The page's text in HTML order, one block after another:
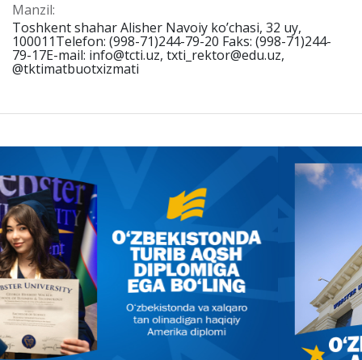
Manzil:
Toshkent shahar Alisher Navoiy ko’chasi, 32 uy,
100011Telefon: (998-71)244-79-20 Faks: (998-71)244-
79-17E-mail: info@tcti.uz, txti_rektor@edu.uz,
@tktimatbuotxizmati